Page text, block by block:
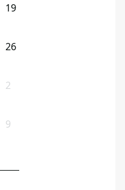
19
26
2
9